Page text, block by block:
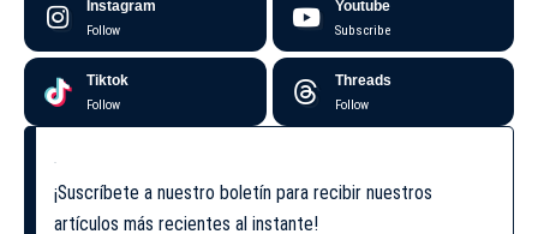
Instagram
Follow
Youtube
Subscribe
Tiktok
Follow
Threads
Follow
¡Suscríbete a nuestro boletín para recibir nuestros
artículos más recientes al instante!